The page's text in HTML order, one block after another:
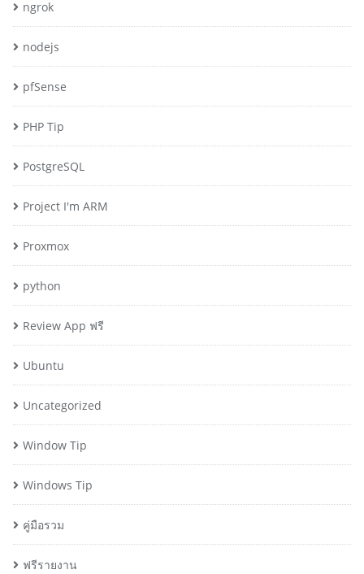
ngrok
nodejs
pfSense
PHP Tip
PostgreSQL
Project I'm ARM
Proxmox
python
Review App ฟรี
Ubuntu
Uncategorized
Window Tip
Windows Tip
คู่มือรวม
ฟรีรายงาน